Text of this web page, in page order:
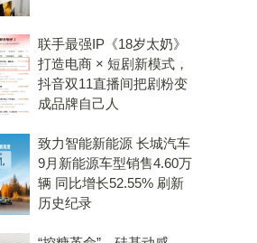
联手最强IP《18岁太奶》
打造电商 × 短剧新模式，
抖音双11直播间把剧粉变
成品牌自己人
致力智能新能源 长城汽车
9月新能源车型销售4.60万
辆 同比增长52.55% 刷新
历史纪录